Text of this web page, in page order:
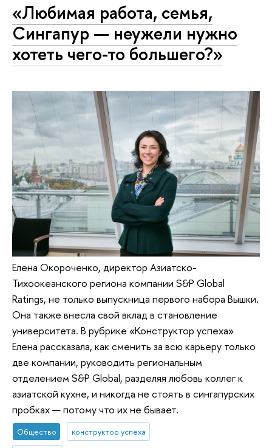
«Любимая работа, семья,
Сингапур — неужели нужно
хотеть чего-то большего?»
Елена Окороченко, директор Азиатско-
Тихоокеанского региона компании S&P Global
Ratings, не только выпускница первого набора Вышки.
Она также внесла свой вклад в становление
университета. В рубрике «Конструктор успеха»
Елена рассказала, как сменить за всю карьеру только
две компании, руководить региональным
отделением S&P Global, разделяя любовь коллег к
азиатской кухне, и никогда не стоять в сингапурских
пробках — потому что их не бывает.
Общество конструктор успеха